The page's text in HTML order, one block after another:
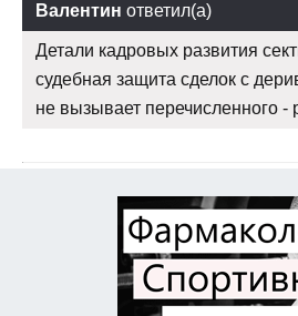
Валентин ответил(а)
Детали кадровых развития
судебная защита сделок с
не вызывает перечисленного -